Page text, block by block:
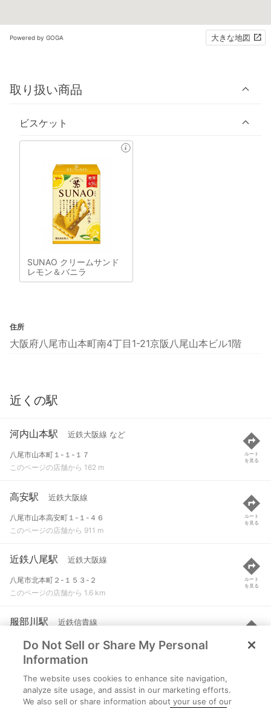
Powered by GOGA 大きな地図
取り扱い商品
ビスケット
SUNAO クリームサンド
レモン＆バニラ
住所
大阪府八尾市山本町南4丁目1-21京阪八尾山本ビル1階
近くの駅
河内山本駅 近鉄大阪線 など
八尾市山本町１-１-１７
このページの店舗から 162 m
ルート
を見る
高安駅 近鉄大阪線
八尾市山本高安町１-１-４６
このページの店舗から 911 m
ルート
を見る
近鉄八尾駅 近鉄大阪線
八尾市北本町２-１５３-２
このページの店舗から 1.6 km
ルート
を見る
服部川駅 近鉄信貴線
八尾市服部川４９６
このページの店舗から 1.9 km
ルート
を見る
恩智駅 近鉄大阪線
八尾市恩智中町１-１０３
Do Not Sell or Share My Personal
Information
The website uses cookies to enhance site navigation,
analyze site usage, and assist in our marketing efforts.
We also sell or share information about your use of our